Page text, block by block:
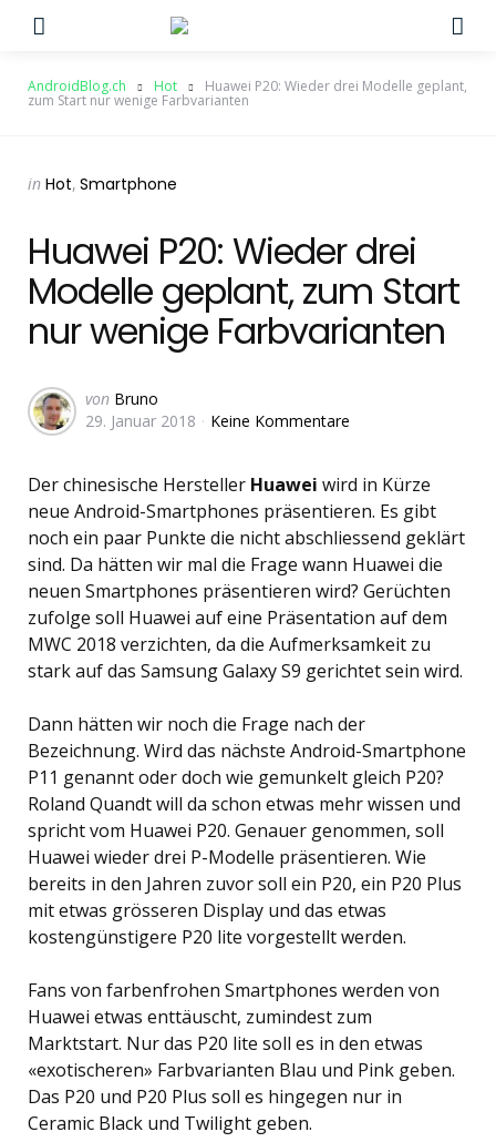
AndroidBlog.ch Hot Huawei P20: Wieder drei Modelle geplant,
zum Start nur wenige Farbvarianten
Categories
Posted
in Hot Smartphone
Huawei P20: Wieder drei
Modelle geplant, zum Start
nur wenige Farbvarianten
Geschrieben
von
von Bruno
29. Januar 2018
Keine Kommentare
Der chinesische Hersteller Huawei wird in Kürze
neue Android-Smartphones präsentieren. Es gibt
noch ein paar Punkte die nicht abschliessend geklärt
sind. Da hätten wir mal die Frage wann Huawei die
neuen Smartphones präsentieren wird? Gerüchten
zufolge soll Huawei auf eine Präsentation auf dem
MWC 2018 verzichten, da die Aufmerksamkeit zu
stark auf das Samsung Galaxy S9 gerichtet sein wird.
Dann hätten wir noch die Frage nach der
Bezeichnung. Wird das nächste Android-Smartphone
P11 genannt oder doch wie gemunkelt gleich P20?
Roland Quandt will da schon etwas mehr wissen und
spricht vom Huawei P20. Genauer genommen, soll
Huawei wieder drei P-Modelle präsentieren. Wie
bereits in den Jahren zuvor soll ein P20, ein P20 Plus
mit etwas grösseren Display und das etwas
kostengünstigere P20 lite vorgestellt werden.
Fans von farbenfrohen Smartphones werden von
Huawei etwas enttäuscht, zumindest zum
Marktstart. Nur das P20 lite soll es in den etwas
«exotischeren» Farbvarianten Blau und Pink geben.
Das P20 und P20 Plus soll es hingegen nur in
Ceramic Black und Twilight geben.